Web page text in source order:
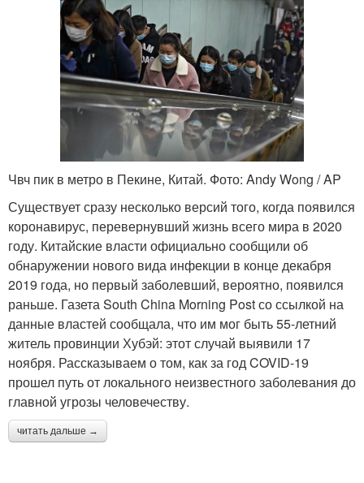
Чвч пик в метро в Пекине, Китай. Фото: Andy Wong / AP
Существует сразу несколько версий того, когда появился
коронавирус, перевернувший жизнь всего мира в 2020
году. Китайские власти официально сообщили об
обнаружении нового вида инфекции в конце декабря
2019 года, но первый заболевший, вероятно, появился
раньше. Газета South China Morning Post со ссылкой на
данные властей сообщала, что им мог быть 55-летний
житель провинции Хубэй: этот случай выявили 17
ноября. Рассказываем о том, как за год COVID-19
прошел путь от локального неизвестного заболевания до
главной угрозы человечеству.
читать дальше →